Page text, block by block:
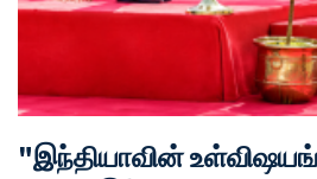
"இந்தியாவின்